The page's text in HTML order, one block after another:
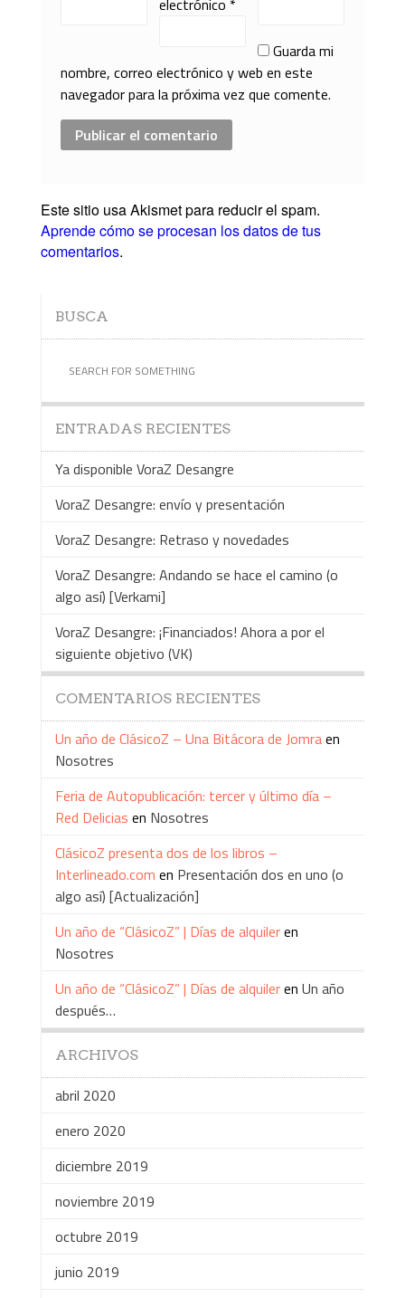
Guarda mi
nombre, correo electrónico y web en este
navegador para la próxima vez que comente.
Este sitio usa Akismet para reducir el spam.
Aprende cómo se procesan los datos de tus
comentarios.
BUSCA
ENTRADAS RECIENTES
Ya disponible VoraZ Desangre
VoraZ Desangre: envío y presentación
VoraZ Desangre: Retraso y novedades
VoraZ Desangre: Andando se hace el camino (o
algo así) [Verkami]
VoraZ Desangre: ¡Financiados! Ahora a por el
siguiente objetivo (VK)
COMENTARIOS RECIENTES
Un año de ClásicoZ – Una Bitácora de Jomraen
Nosotres
Feria de Autopublicación: tercer y último día –
Red Delicias en Nosotres
ClásicoZ presenta dos de los libros –
Interlineado.com en Presentación dos en uno (o
algo así) [Actualización]
Un año de “ClásicoZ” | Días de alquileren
Nosotres
Un año de “ClásicoZ” | Días de alquileren Un año
después…
ARCHIVOS
abril 2020
enero 2020
diciembre 2019
noviembre 2019
octubre 2019
junio 2019